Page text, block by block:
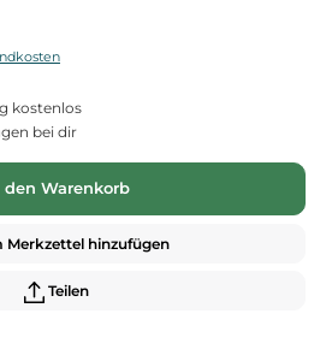
kostenlos
bei dir
den Warenkorb
Merkzettel hinzufügen
Teilen